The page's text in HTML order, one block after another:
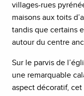
villages-rues
maisons aux toits
tandis que certains
autour du centre
Sur le parvis de
une remarquable
aspect décoratif,